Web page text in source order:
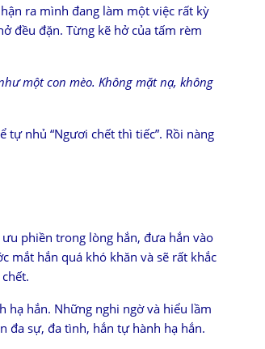
ra mình đang làm một việc rất kỳ
đều đặn. Từng kẽ hở của tấm rèm
một con mèo. Không mặt nạ, không
nhủ “Ngươi chết thì tiếc”. Rồi nàng
phiền trong lòng hắn, đưa hắn vào
mắt hắn quá khó khăn và sẽ rất khắc
hạ hắn. Những nghi ngờ và hiểu lầm
đa sự, đa tình, hắn tự hành hạ hắn.